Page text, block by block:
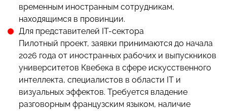
временным иностранным сотрудникам,
находящимся в провинции.
Для представителей IT-сектора
Пилотный проект, заявки принимаются до начала
2026 года от иностранных рабочих и выпускников
университетов Квебека в сфере искусственного
интеллекта, специалистов в области IT и
визуальных эффектов. Требуется владение
разговорным французским языком, наличие